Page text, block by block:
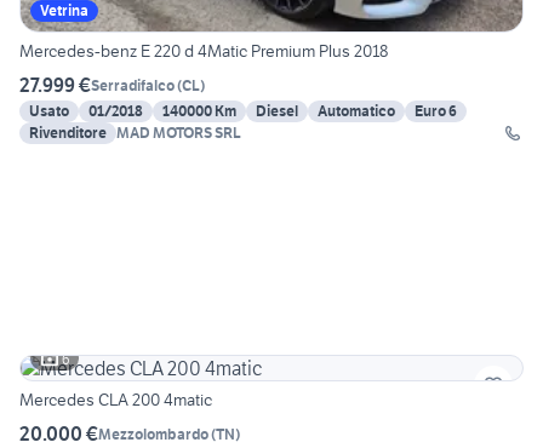
Vetrina
Mercedes-benz E 220 d 4Matic Premium Plus 2018
27.999 €Serradifalco(CL)
Usato
01/2018 140000 Km Diesel Automatico
Euro 6
Rivenditore MAD MOTORS SRL
6
Mercedes CLA 200 4matic
20.000 €Mezzolombardo(TN)